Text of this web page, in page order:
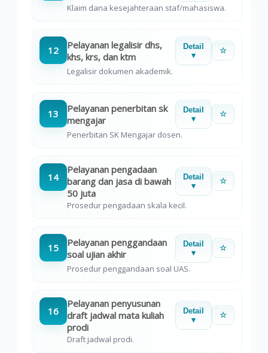
Klaim dana kesejahteraan staf/mahasiswa.
12
Pelayanan legalisir dhs,
khs, krs, dan ktm
Detail
▾
☆
Legalisir dokumen akademik.
13
Pelayanan penerbitan sk
mengajar
Detail
▾
☆
Penerbitan SK Mengajar dosen.
14
Pelayanan pengadaan
barang dan jasa di bawah
50 juta
Detail
▾
☆
Prosedur pengadaan skala kecil.
15
Pelayanan penggandaan
soal ujian akhir
Detail
▾
☆
Prosedur penggandaan soal UAS.
16
Pelayanan penyusunan
draft jadwal mata kuliah
prodi
Detail
▾
☆
Draft jadwal prodi.